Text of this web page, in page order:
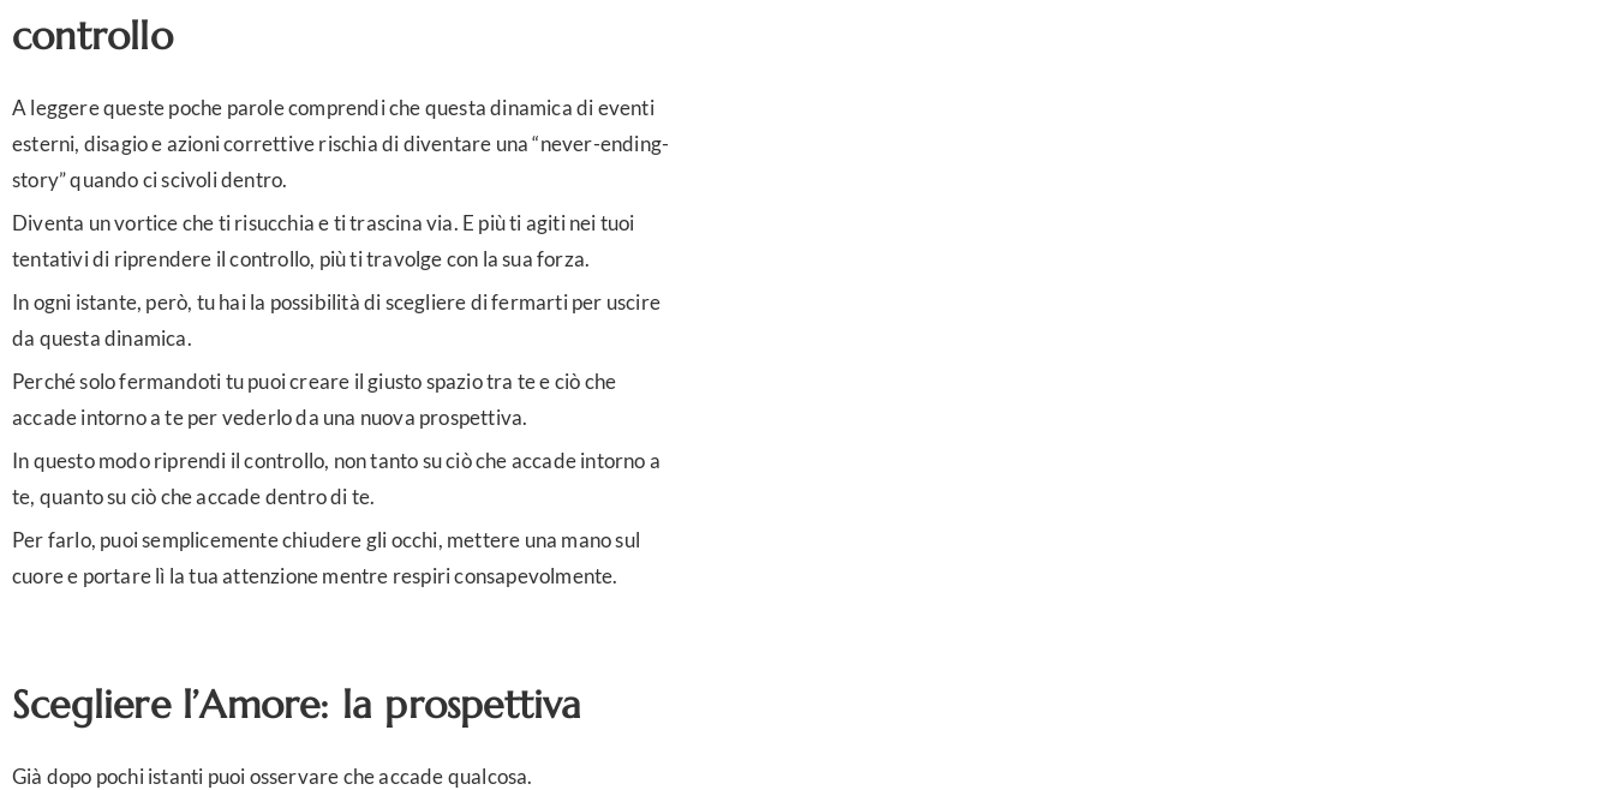
controllo
A leggere queste poche parole comprendi che questa dinamica di eventi
esterni, disagio e azioni correttive rischia di diventare una “never-ending-
story” quando ci scivoli dentro.
Diventa un vortice che ti risucchia e ti trascina via. E più ti agiti nei tuoi
tentativi di riprendere il controllo, più ti travolge con la sua forza.
In ogni istante, però, tu hai la possibilità di scegliere di fermarti per uscire
da questa dinamica.
Perché solo fermandoti tu puoi creare il giusto spazio tra te e ciò che
accade intorno a te per vederlo da una nuova prospettiva.
In questo modo riprendi il controllo, non tanto su ciò che accade intorno a
te, quanto su ciò che accade dentro di te.
Per farlo, puoi semplicemente chiudere gli occhi, mettere una mano sul
cuore e portare lì la tua attenzione mentre respiri consapevolmente.
Scegliere l’Amore: la prospettiva
Già dopo pochi istanti puoi osservare che accade qualcosa.